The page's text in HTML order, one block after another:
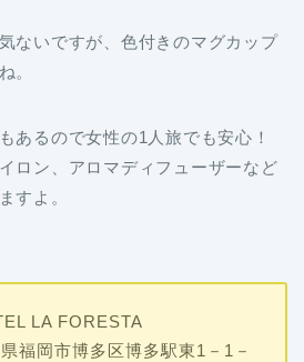
ないですが、色付きのマグカップ
。
あるので女性の1人旅でも安心！
ロン、アロマディフューザーなど
すよ。
LA FORESTA
県福岡市博多区博多駅東1－1－